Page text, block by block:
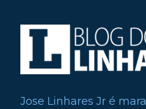
Jose Linhares Jr é